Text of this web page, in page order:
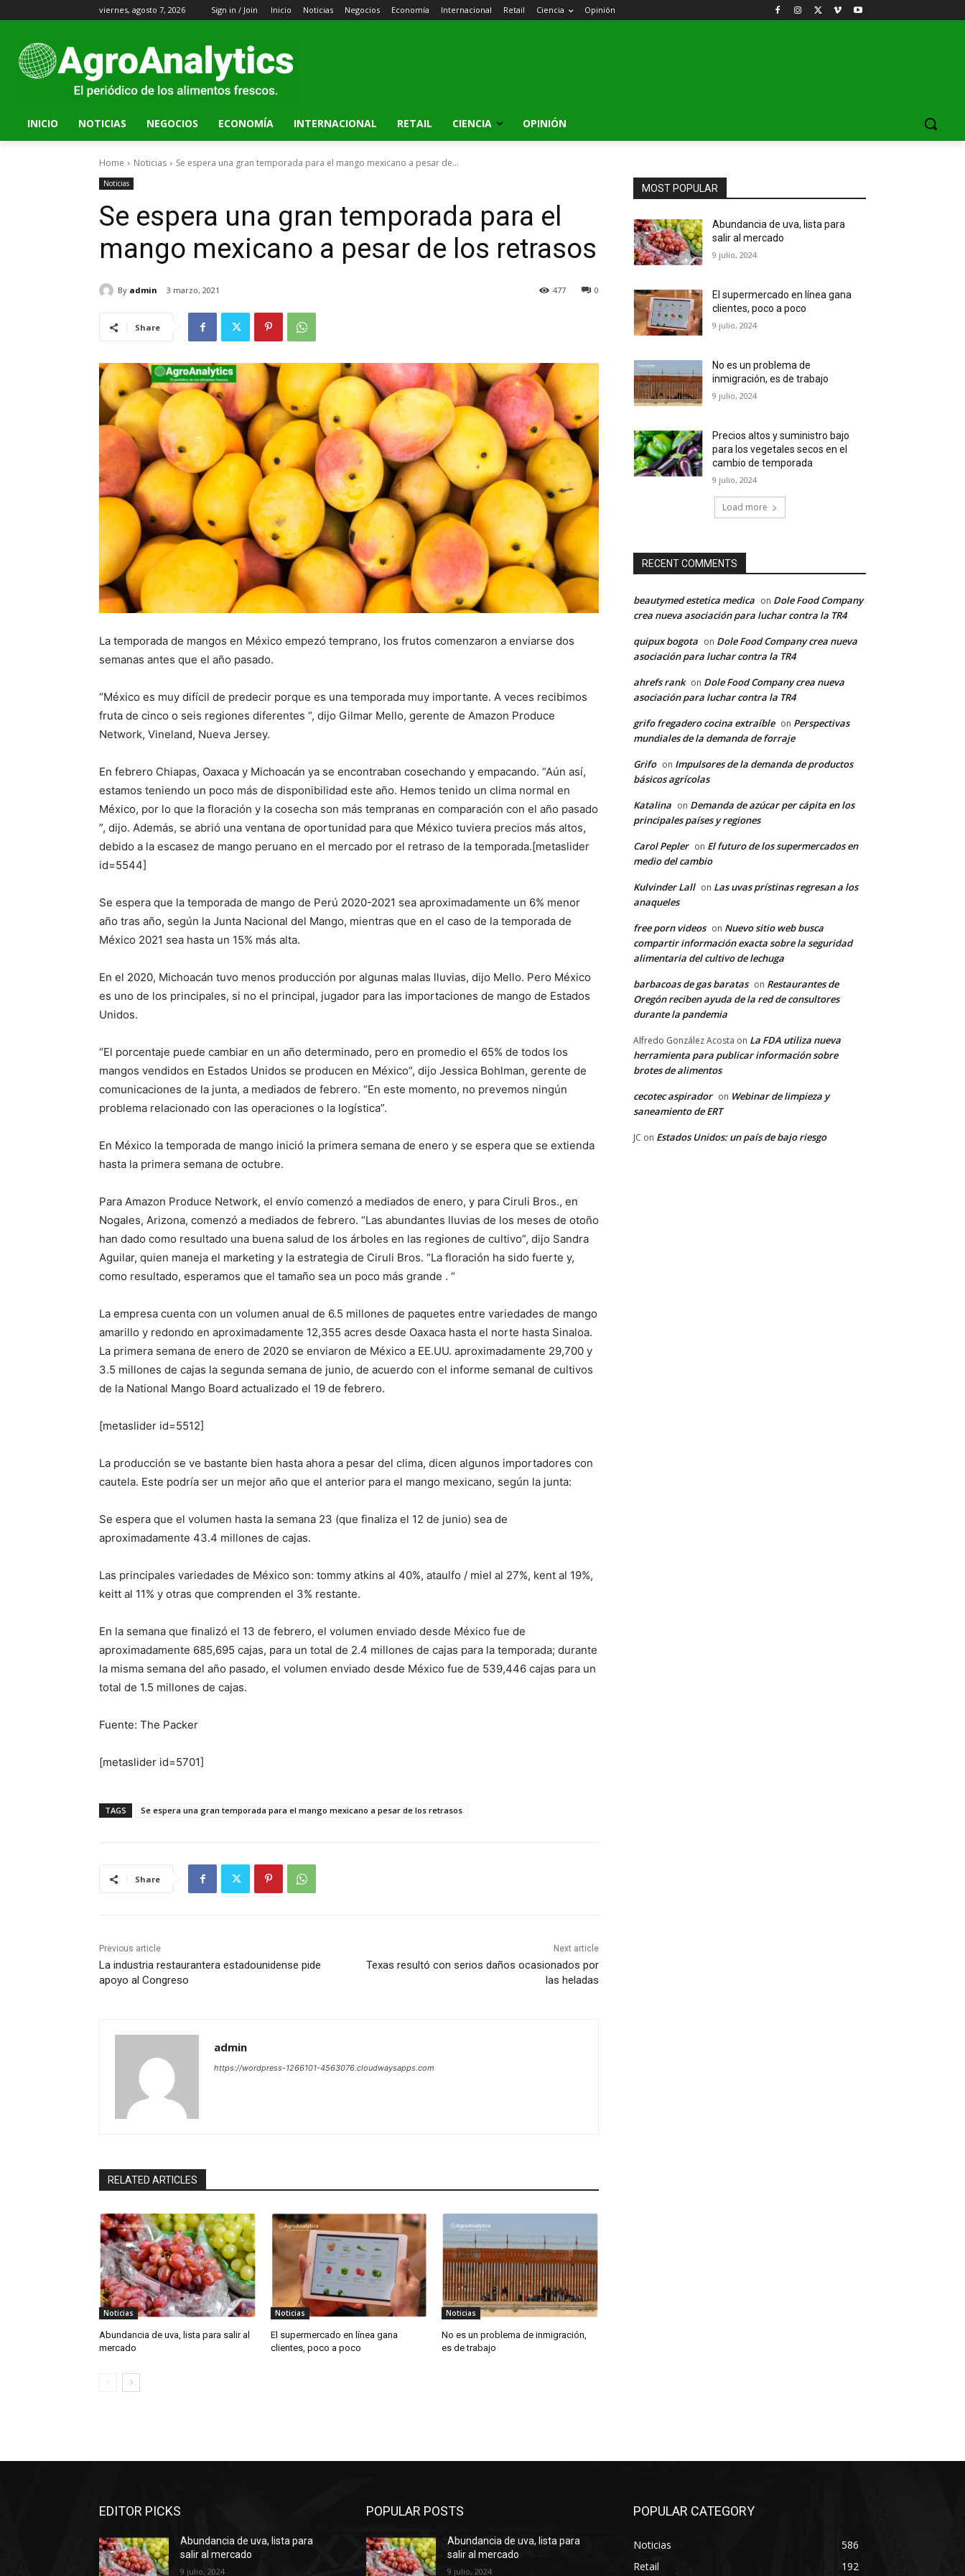
viernes, agosto 7, 2026 Sign in / Join Inicio Noticias Negocios Economía Internacional Retail Ciencia Opinión
INICIO NOTICIAS NEGOCIOS ECONOMÍA INTERNACIONAL RETAIL CIENCIA OPINIÓN
Home Noticias Se espera una gran temporada para el mango mexicano a pesar de...
Noticias
Se espera una gran temporada para el
mango mexicano a pesar de los retrasos
By admin 3 marzo, 2021 0
477
Share
La temporada de mangos en México empezó temprano, los frutos comenzaron a enviarse dos
semanas antes que el año pasado.
“México es muy difícil de predecir porque es una temporada muy importante. A veces recibimos
fruta de cinco o seis regiones diferentes “, dijo Gilmar Mello, gerente de Amazon Produce
Network, Vineland, Nueva Jersey.
En febrero Chiapas, Oaxaca y Michoacán ya se encontraban cosechando y empacando. “Aún así,
estamos teniendo un poco más de disponibilidad este año. Hemos tenido un clima normal en
México, por lo que la floración y la cosecha son más tempranas en comparación con el año pasado
”, dijo. Además, se abrió una ventana de oportunidad para que México tuviera precios más altos,
debido a la escasez de mango peruano en el mercado por el retraso de la temporada.[metaslider
id=5544]
Se espera que la temporada de mango de Perú 2020-2021 sea aproximadamente un 6% menor
año tras año, según la Junta Nacional del Mango, mientras que en el caso de la temporada de
México 2021 sea hasta un 15% más alta.
En el 2020, Michoacán tuvo menos producción por algunas malas lluvias, dijo Mello. Pero México
es uno de los principales, si no el principal, jugador para las importaciones de mango de Estados
Unidos.
“El porcentaje puede cambiar en un año determinado, pero en promedio el 65% de todos los
mangos vendidos en Estados Unidos se producen en México”, dijo Jessica Bohlman, gerente de
comunicaciones de la junta, a mediados de febrero. “En este momento, no prevemos ningún
problema relacionado con las operaciones o la logística”.
En México la temporada de mango inició la primera semana de enero y se espera que se extienda
hasta la primera semana de octubre.
Para Amazon Produce Network, el envío comenzó a mediados de enero, y para Ciruli Bros., en
Nogales, Arizona, comenzó a mediados de febrero. “Las abundantes lluvias de los meses de otoño
han dado como resultado una buena salud de los árboles en las regiones de cultivo”, dijo Sandra
Aguilar, quien maneja el marketing y la estrategia de Ciruli Bros. “La floración ha sido fuerte y,
como resultado, esperamos que el tamaño sea un poco más grande . “
La empresa cuenta con un volumen anual de 6.5 millones de paquetes entre variedades de mango
amarillo y redondo en aproximadamente 12,355 acres desde Oaxaca hasta el norte hasta Sinaloa.
La primera semana de enero de 2020 se enviaron de México a EE.UU. aproximadamente 29,700 y
3.5 millones de cajas la segunda semana de junio, de acuerdo con el informe semanal de cultivos
de la National Mango Board actualizado el 19 de febrero.
[metaslider id=5512]
La producción se ve bastante bien hasta ahora a pesar del clima, dicen algunos importadores con
cautela. Este podría ser un mejor año que el anterior para el mango mexicano, según la junta:
Se espera que el volumen hasta la semana 23 (que finaliza el 12 de junio) sea de
aproximadamente 43.4 millones de cajas.
Las principales variedades de México son: tommy atkins al 40%, ataulfo ​​/ miel al 27%, kent al 19%,
keitt al 11% y otras que comprenden el 3% restante.
En la semana que finalizó el 13 de febrero, el volumen enviado desde México fue de
aproximadamente 685,695 cajas, para un total de 2.4 millones de cajas para la temporada; durante
la misma semana del año pasado, el volumen enviado desde México fue de 539,446 cajas para un
total de 1.5 millones de cajas.
Fuente: The Packer
[metaslider id=5701]
TAGS Se espera una gran temporada para el mango mexicano a pesar de los retrasos
Share
Previous article
La industria restaurantera estadounidense pide
apoyo al Congreso
Next article
Texas resultó con serios daños ocasionados por
las heladas
admin
https://wordpress-1266101-4563076.cloudwaysapps.com
RELATED ARTICLES
Noticias
Abundancia de uva, lista para salir al
mercado
Noticias
El supermercado en línea gana
clientes, poco a poco
Noticias
No es un problema de inmigración,
es de trabajo
MOST POPULAR
Abundancia de uva, lista para
salir al mercado
9 julio, 2024
El supermercado en línea gana
clientes, poco a poco
9 julio, 2024
No es un problema de
inmigración, es de trabajo
9 julio, 2024
Precios altos y suministro bajo
para los vegetales secos en el
cambio de temporada
9 julio, 2024
Load more
RECENT COMMENTS
beautymed estetica medica on Dole Food Company
crea nueva asociación para luchar contra la TR4
quipux bogota on Dole Food Company crea nueva
asociación para luchar contra la TR4
ahrefs rank on Dole Food Company crea nueva
asociación para luchar contra la TR4
grifo fregadero cocina extraíble on Perspectivas
mundiales de la demanda de forraje
Grifo on Impulsores de la demanda de productos
básicos agrícolas
Katalina on Demanda de azúcar per cápita en los
principales países y regiones
Carol Pepler on El futuro de los supermercados en
medio del cambio
Kulvinder Lall on Las uvas prístinas regresan a los
anaqueles
free porn videos on Nuevo sitio web busca
compartir información exacta sobre la seguridad
alimentaria del cultivo de lechuga
barbacoas de gas baratas on Restaurantes de
Oregón reciben ayuda de la red de consultores
durante la pandemia
Alfredo González Acosta on La FDA utiliza nueva
herramienta para publicar información sobre
brotes de alimentos
cecotec aspirador on Webinar de limpieza y
saneamiento de ERT
JC on Estados Unidos: un país de bajo riesgo
EDITOR PICKS
Abundancia de uva, lista para
salir al mercado
9 julio, 2024
POPULAR POSTS
Abundancia de uva, lista para
salir al mercado
9 julio, 2024
POPULAR CATEGORY
Noticias
586
Retail
192